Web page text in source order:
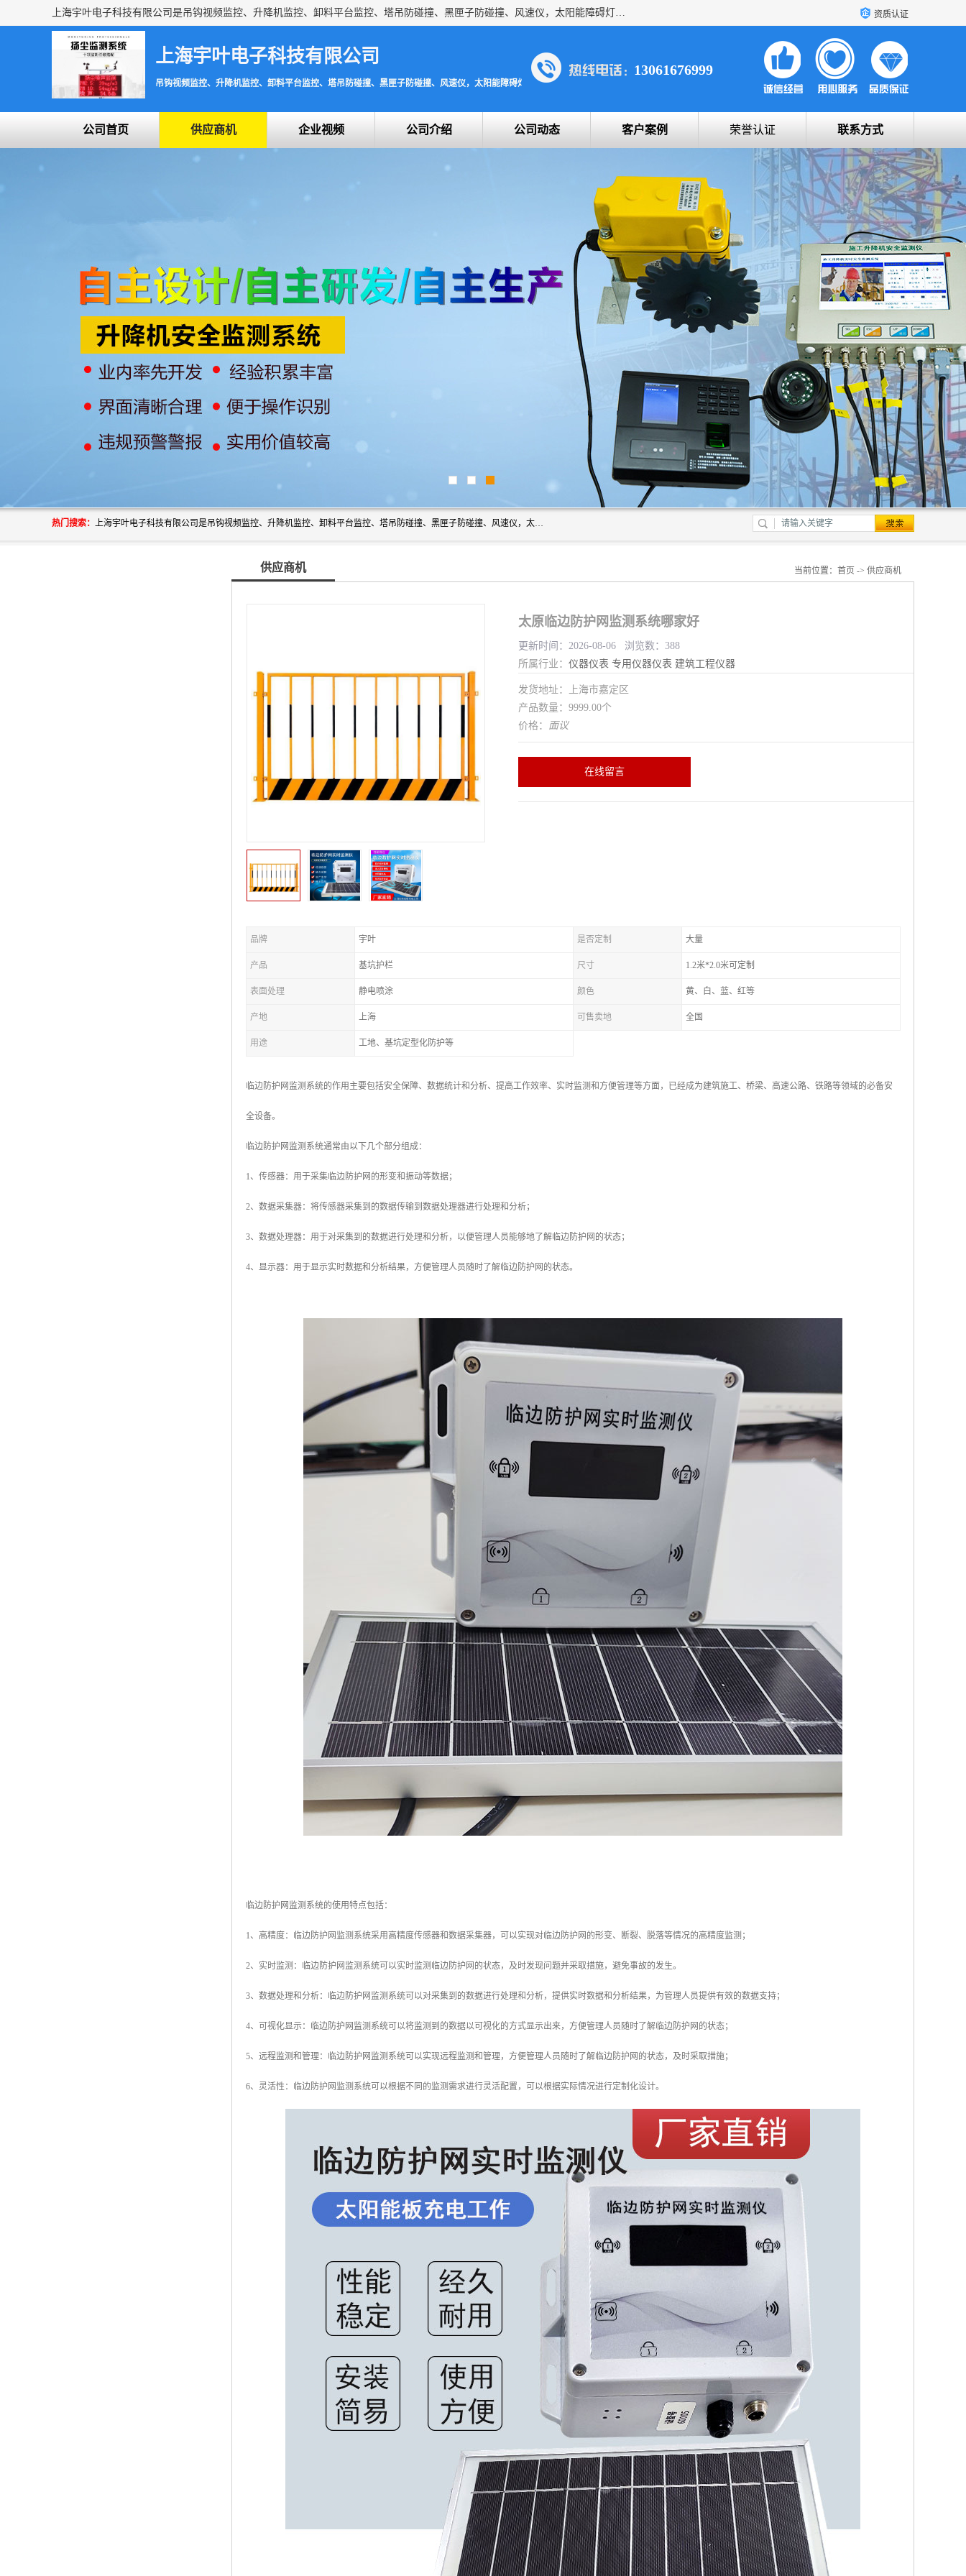
上海宇叶电子科技有限公司是吊钩视频监控、升降机监控、卸料平台监控、塔吊防碰撞、黑匣子防碰撞、风速仪，太阳能障碍灯安全提示灯等一系列升降机的常用配件产品专业研发生产加工的公司，拥有完整、科学的质量管理体系。 资质认证
上海宇叶电子科技有限公司
吊钩视频监控、升降机监控、卸料平台监控、塔吊防碰撞、黑匣子防碰撞、风速仪，太阳能障碍灯安全提示灯
13061676999
公司首页 供应商机 企业视频 公司介绍 公司动态 客户案例 荣誉认证 联系方式
热门搜索： 上海宇叶电子科技有限公司是吊钩视频监控、升降机监控、卸料平台监控、塔吊防碰撞、黑匣子防碰撞、风速仪，太阳能障碍灯安全提示灯等一系列升降机的常用配件产品专业研发生产加工的公司，拥有完整、科学的质量管理体系。
供应商机 当前位置： 首页 -> 供应商机
太原临边防护网监测系统哪家好
更新时间：2026-08-06 浏览数：388
所属行业： 仪器仪表 专用仪器仪表 建筑工程仪器
发货地址：上海市嘉定区
产品数量：9999.00个
价格： 面议
在线留言
品牌 宇叶 是否定制 大量
产品 基坑护栏 尺寸 1.2米*2.0米可定制
表面处理 静电喷涂 颜色 黄、白、蓝、红等
产地 上海 可售卖地 全国
用途 工地、基坑定型化防护等
临边防护网监测系统的作用主要包括安全保障、数据统计和分析、提高工作效率、实时监测和方便管理等方面，已经成为建筑施工、桥梁、高速公路、铁路等领域的必备安
全设备。
临边防护网监测系统通常由以下几个部分组成：
1、传感器：用于采集临边防护网的形变和振动等数据；
2、数据采集器：将传感器采集到的数据传输到数据处理器进行处理和分析；
3、数据处理器：用于对采集到的数据进行处理和分析，以便管理人员能够地了解临边防护网的状态；
4、显示器：用于显示实时数据和分析结果，方便管理人员随时了解临边防护网的状态。
临边防护网监测系统的使用特点包括：
1、高精度：临边防护网监测系统采用高精度传感器和数据采集器，可以实现对临边防护网的形变、断裂、脱落等情况的高精度监测；
2、实时监测：临边防护网监测系统可以实时监测临边防护网的状态，及时发现问题并采取措施，避免事故的发生。
3、数据处理和分析：临边防护网监测系统可以对采集到的数据进行处理和分析，提供实时数据和分析结果，为管理人员提供有效的数据支持；
4、可视化显示：临边防护网监测系统可以将监测到的数据以可视化的方式显示出来，方便管理人员随时了解临边防护网的状态；
5、远程监测和管理：临边防护网监测系统可以实现远程监测和管理，方便管理人员随时了解临边防护网的状态，及时采取措施；
6、灵活性：临边防护网监测系统可以根据不同的监测需求进行灵活配置，可以根据实际情况进行定制化设计。